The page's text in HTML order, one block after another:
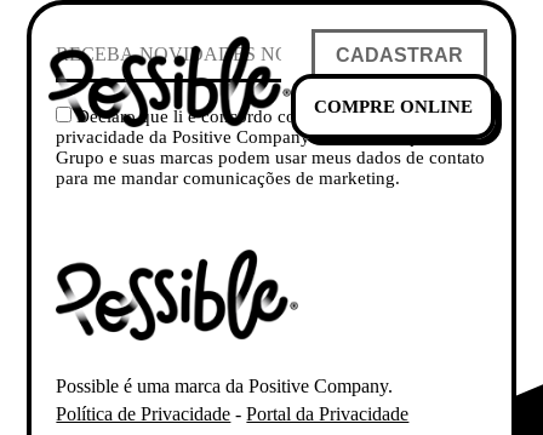
COMPRE ONLINE
CADASTRAR
Declaro que li e concordo com a Política de
privacidade da Positive Company e concordo que o
Grupo e suas marcas podem usar meus dados de contato
para me mandar comunicações de marketing.
Possible é uma marca da Positive Company.
Política de Privacidade -Portal da Privacidade